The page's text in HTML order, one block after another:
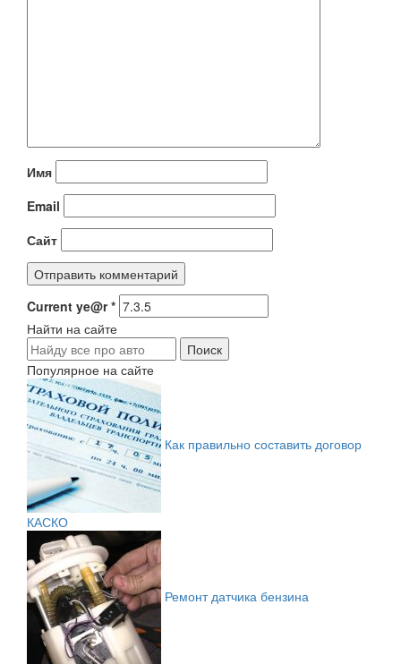
Имя
Email
Сайт
Current ye@r*
Найти на сайте
Популярное на сайте
Как правильно составить договор
КАСКО
Ремонт датчика бензина